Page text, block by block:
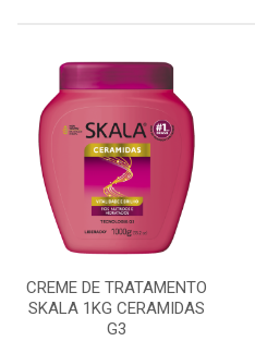
CREME DE TRATAMENTO
SKALA 1KG CERAMIDAS
G3